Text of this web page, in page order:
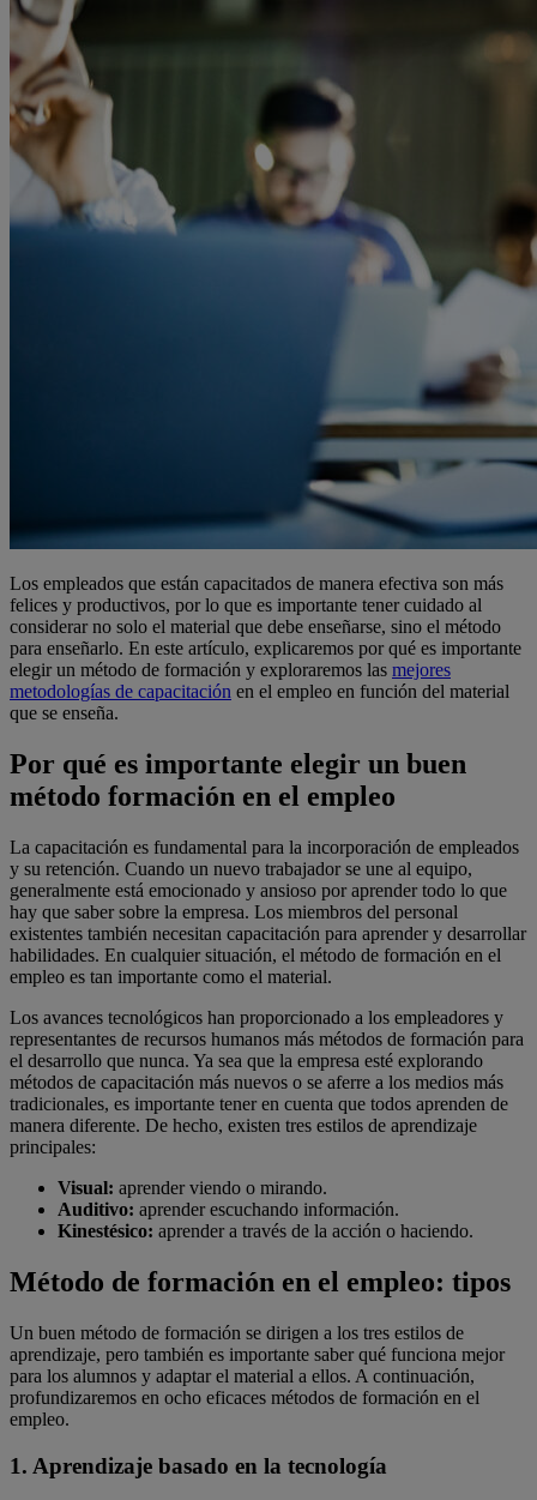
Los empleados que están capacitados de manera efectiva son más
felices y productivos, por lo que es importante tener cuidado al
considerar no solo el material que debe enseñarse, sino el método
para enseñarlo. En este artículo, explicaremos por qué es importante
elegir un método de formación y exploraremos las mejores
metodologías de capacitación en el empleo en función del material
que se enseña.
Por qué es importante elegir un buen
método formación en el empleo
La capacitación es fundamental para la incorporación de empleados
y su retención. Cuando un nuevo trabajador se une al equipo,
generalmente está emocionado y ansioso por aprender todo lo que
hay que saber sobre la empresa. Los miembros del personal
existentes también necesitan capacitación para aprender y desarrollar
habilidades. En cualquier situación, el método de formación en el
empleo es tan importante como el material.
Los avances tecnológicos han proporcionado a los empleadores y
representantes de recursos humanos más métodos de formación para
el desarrollo que nunca. Ya sea que la empresa esté explorando
métodos de capacitación más nuevos o se aferre a los medios más
tradicionales, es importante tener en cuenta que todos aprenden de
manera diferente. De hecho, existen tres estilos de aprendizaje
principales:
Visual: aprender viendo o mirando.
Auditivo: aprender escuchando información.
Kinestésico: aprender a través de la acción o haciendo.
Método de formación en el empleo: tipos
Un buen método de formación se dirigen a los tres estilos de
aprendizaje, pero también es importante saber qué funciona mejor
para los alumnos y adaptar el material a ellos. A continuación,
profundizaremos en ocho eficaces métodos de formación en el
empleo.
1. Aprendizaje basado en la tecnología